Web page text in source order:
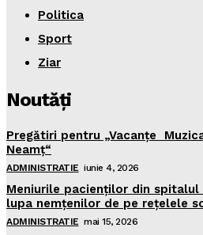
Politica
Sport
Ziar
Noutăţi
Pregătiri pentru „Vacanţe
Neamţ“
ADMINISTRATIE iunie 4, 2026
Meniurile pacienţilor din spitalul
lupa nemţenilor de pe reţelele
ADMINISTRATIE mai 15, 2026